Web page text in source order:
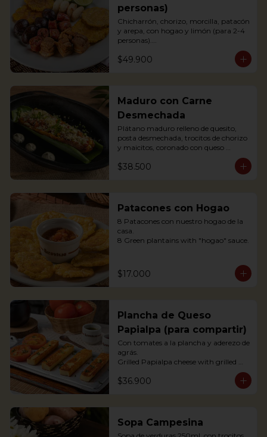
personas)
Chicharrón, chorizo, morcilla, patacón
y arepa, con hogao y limón (para 2-4
personas).
*Arepa de mote: no hay disponibilidad
Portions of pork crackling, sausage,
$49.900
Maduro con Carne
Desmechada
Plátano maduro relleno de quesito,
posta desmechada, trocitos de chorizo
y maicitos, coronado con queso
Sweet plantain filled with cheese,
$38.500
Patacones con Hogao
8 Patacones con nuestro hogao de la
casa.
8 Green plantains with "hogao" sauce.
$17.000
Plancha de Queso
Papialpa (para compartir)
Con tomates a la plancha y aderezo de
agrás.
Grilled Papialpa cheese with grilled
$36.900
Sopa Campesina